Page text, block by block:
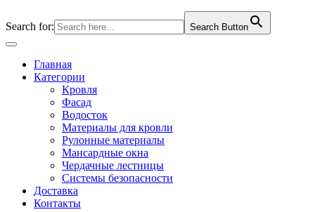
Search for: Search Button
Open
ButtonГлавная
Категории
Кровля
Фасад
Водосток
Материалы для кровли
Рулонные материалы
Мансардные окна
Чердачные лестницы
Системы безопасности
Доставка
Контакты